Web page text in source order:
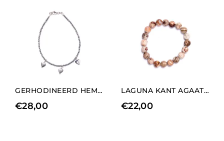
GERHODINEERD HEMATIET ARMBAND MET HART BEDEL ELEMENTEN
€28,00
LAGUNA KANT AGAAT ELASTISCHE ARMBAND
€22,00